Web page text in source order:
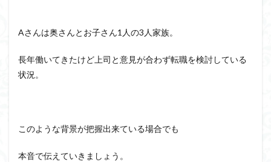
Aさんは奥さんとお子さん1人の3人家族。
長年働いてきたけど上司と意見が合わず転職を検討している
状況。
このような背景が把握出来ている場合でも
本音で伝えていきましょう。